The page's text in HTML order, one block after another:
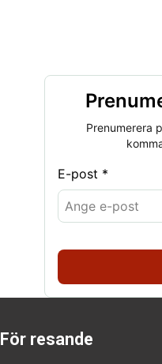
Prenumerera
E-post *
För resande